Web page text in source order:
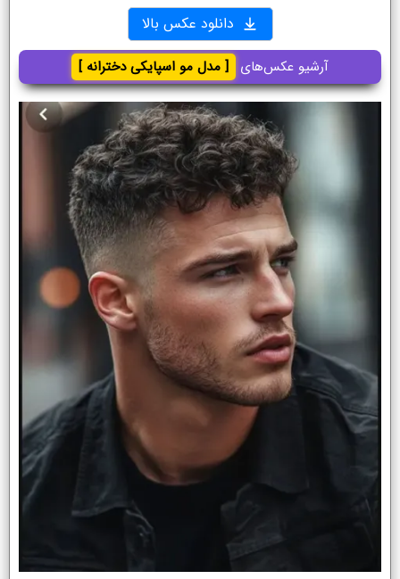
دانلود عکس بالا
آرشیو عکس‌های [ مدل مو اسپایکی دخترانه ]